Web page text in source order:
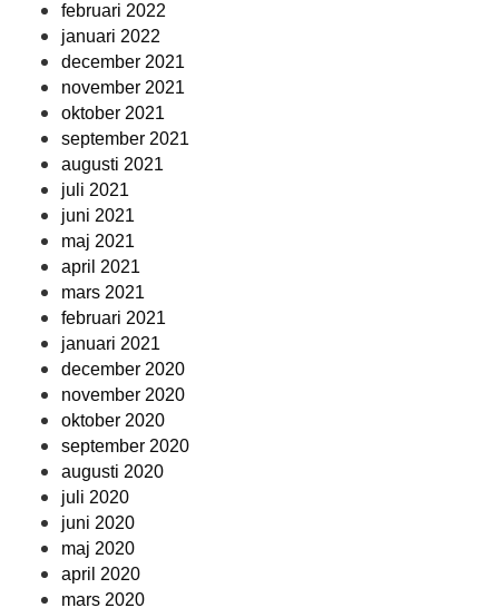
februari 2022
januari 2022
december 2021
november 2021
oktober 2021
september 2021
augusti 2021
juli 2021
juni 2021
maj 2021
april 2021
mars 2021
februari 2021
januari 2021
december 2020
november 2020
oktober 2020
september 2020
augusti 2020
juli 2020
juni 2020
maj 2020
april 2020
mars 2020